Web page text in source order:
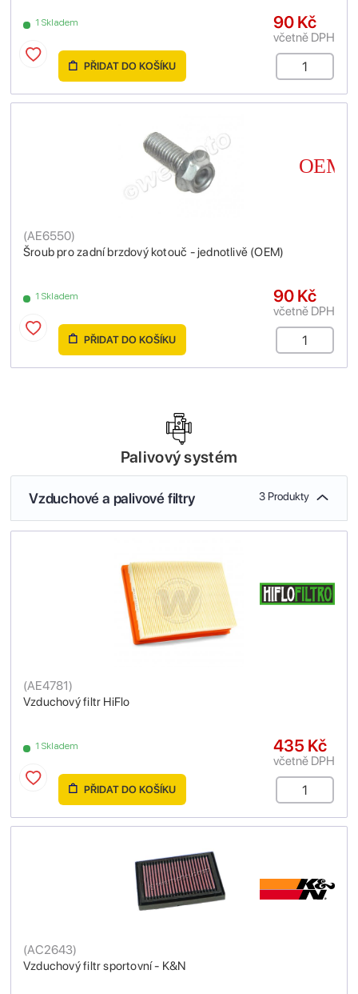
1 Skladem 90 Kč
včetně DPH
PŘIDAT DO KOŠÍKU
Šroub pro zadní brzdový kotouč - jednotlivě (OEM)
(AE6550)
1 Skladem 90 Kč
včetně DPH
PŘIDAT DO KOŠÍKU
Palivový systém
Vzduchové a palivové filtry 3 Produkty
Vzduchový filtr HiFlo
(AE4781)
1 Skladem 435 Kč
včetně DPH
PŘIDAT DO KOŠÍKU
Vzduchový filtr sportovní - K&N
(AC2643)